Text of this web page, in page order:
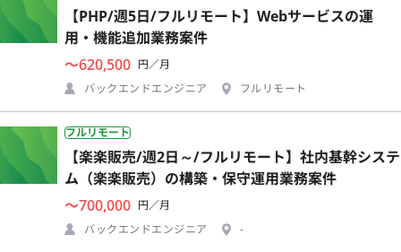
【PHP/週5日/フルリモート】Webサービスの運
用・機能追加業務案件
〜620,500 円／月
バックエンドエンジニア
フルリモート
フルリモート
【楽楽販売/週2日～/フルリモート】社内基幹システ
ム（楽楽販売）の構築・保守運用業務案件
〜700,000 円／月
バックエンドエンジニア
-